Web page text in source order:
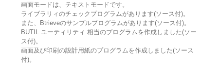
画面モードは、テキストモードです。
ライブラリィのチェックプログラムがあります(ソース付)。
また、Btrieveのサンプルプログラムがあります(ソース付)。
BUTIL ユーティリティ 相当のプログラムを作成しました(ソー
ス付)。
画面及び印刷の設計用紙のプログラムを作成しました(ソース
付)。